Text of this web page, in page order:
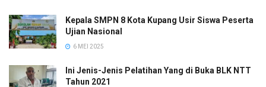
Kepala SMPN 8 Kota Kupang Usir Siswa Peserta
Ujian Nasional
6 MEI 2025
Ini Jenis-Jenis Pelatihan Yang di Buka BLK NTT
Tahun 2021